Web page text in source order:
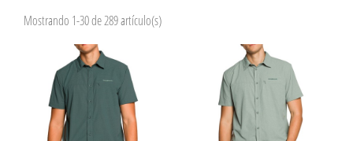
Mostrando 1-30 de 289 artículo(s)